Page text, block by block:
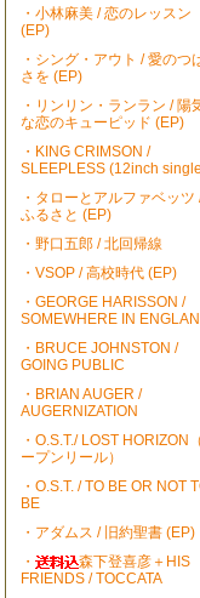
・小林麻美 / 恋のレッスン
(EP)
・シング・アウト / 愛のつ
さを (EP)
・リンリン・ランラン / 陽
な恋のキューピッド (EP)
・KING CRIMSON /
SLEEPLESS (12inch
・タローとアルファベッツ
ふるさと (EP)
・野口五郎 / 北回帰線
・VSOP / 高校時代 (EP)
・GEORGE HARISSON /
SOMEWHERE IN
・BRUCE JOHNSTON /
GOING PUBLIC
・BRIAN AUGER /
AUGERNIZATION
・O.S.T./ LOST HORIZON
ープンリール）
・O.S.T. / TO BE OR NOT
BE
・アダムス / 旧約聖書 (EP)
・
森下登喜彦＋HIS
FRIENDS / TOCCATA